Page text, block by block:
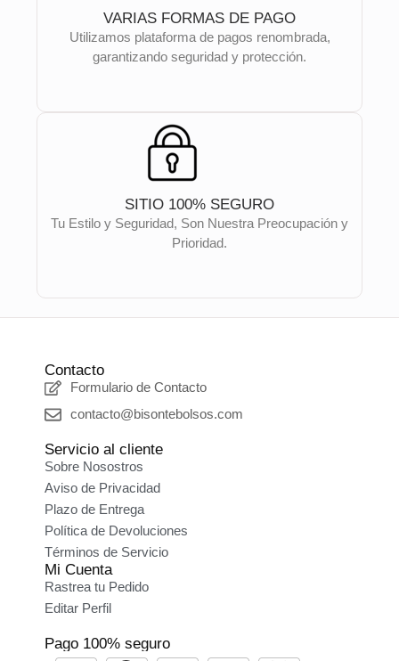
VARIAS FORMAS DE PAGO
Utilizamos plataforma de pagos renombrada,
garantizando seguridad y protección.
SITIO 100% SEGURO
Tu Estilo y Seguridad, Son Nuestra Preocupación y
Prioridad.
Contacto
Formulario de Contacto
contacto@bisontebolsos.com
Servicio al cliente
Sobre Nosostros
Aviso de Privacidad
Plazo de Entrega
Política de Devoluciones
Términos de Servicio
Mi Cuenta
Rastrea tu Pedido
Editar Perfil
Pago 100% seguro